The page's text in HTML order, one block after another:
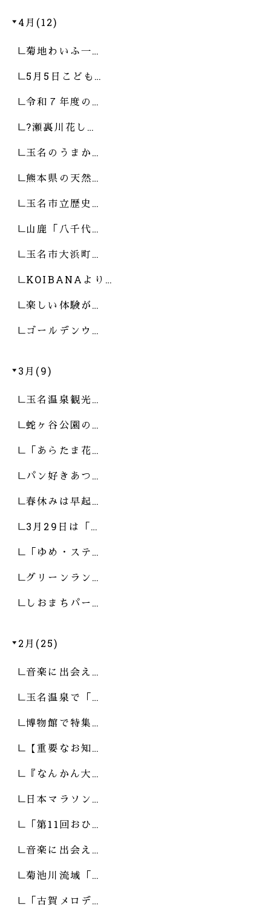
4月(12)
菊地わいふ一…
5月5日こども…
令和７年度の…
?瀬裏川花し…
玉名のうまか…
熊本県の天然…
玉名市立歴史…
山鹿「八千代…
玉名市大浜町…
KOIBANAより…
楽しい体験が…
ゴールデンウ…
3月(9)
玉名温泉観光…
蛇ヶ谷公園の…
「あらたま花…
パン好きあつ…
春休みは早起…
3月29日は「…
「ゆめ・ステ…
グリーンラン…
しおまちパー…
2月(25)
音楽に出会え…
玉名温泉で「…
博物館で特集…
【重要なお知…
『なんかん大…
日本マラソン…
「第11回おひ…
音楽に出会え…
菊池川流域「…
「古賀メロデ…